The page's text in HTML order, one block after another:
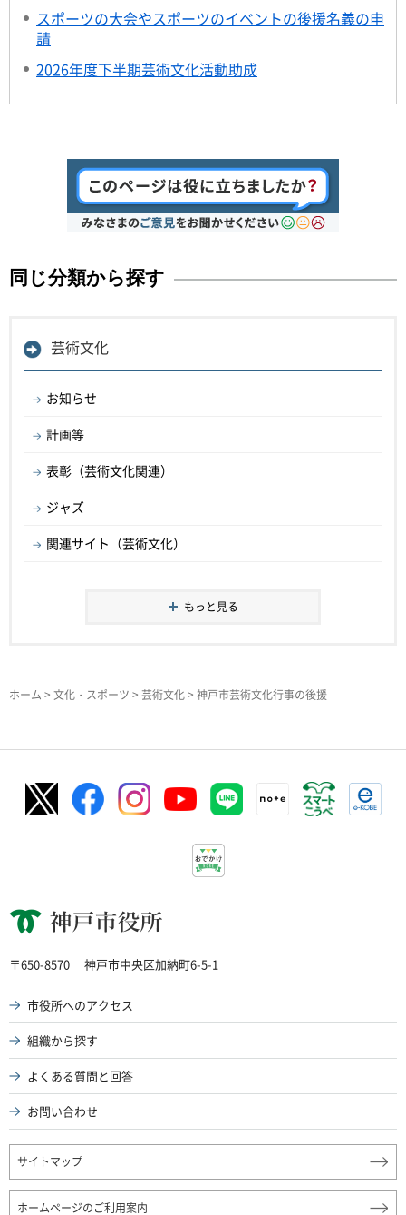
スポーツの大会やスポーツのイベントの後援名義の申
請
2026年度下半期芸術文化活動助成
同じ分類から探す
芸術文化
お知らせ
計画等
表彰（芸術文化関連）
ジャズ
関連サイト（芸術文化）
もっと見る
ホーム > 文化・スポーツ > 芸術文化> 神戸市芸術文化行事の後援
神戸市役所
〒650-8570 神戸市中央区加納町6-5-1
市役所へのアクセス
組織から探す
よくある質問と回答
お問い合わせ
サイトマップ
ホームページのご利用案内